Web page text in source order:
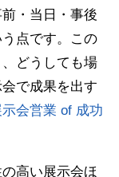
・当日・事後
点です。この
どうしても場
で成果を出す
示会営業 of 成功
高い展示会ほ